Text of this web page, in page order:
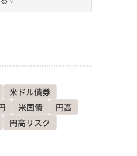
を見る
事を見る
米ドル債券
米国債
円高
円高リスク